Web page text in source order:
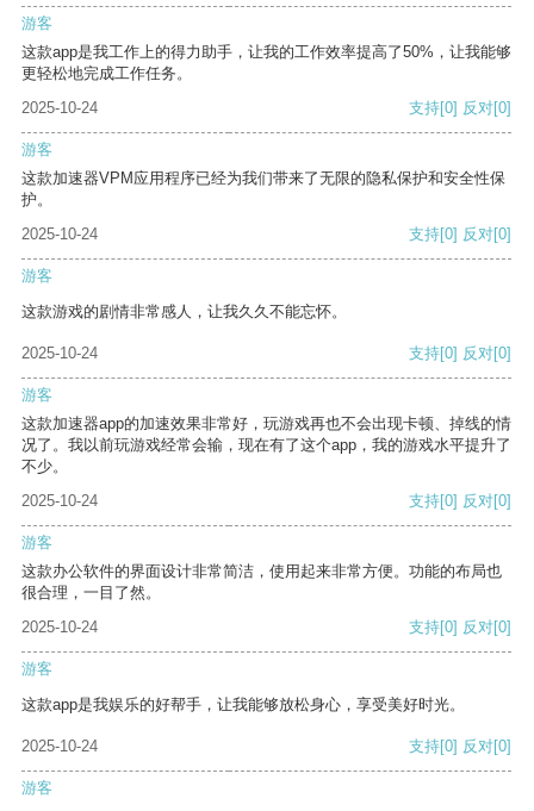
游客
这款app是我工作上的得力助手，让我的工作效率提高了50%，让我能够
更轻松地完成工作任务。
2025-10-24
支持[0] 反对[0]
游客
这款加速器VPM应用程序已经为我们带来了无限的隐私保护和安全性保
护。
2025-10-24
支持[0] 反对[0]
游客
这款游戏的剧情非常感人，让我久久不能忘怀。
2025-10-24 支持[0] 反对[0]
游客
这款加速器app的加速效果非常好，玩游戏再也不会出现卡顿、掉线的情
况了。我以前玩游戏经常会输，现在有了这个app，我的游戏水平提升了
不少。
2025-10-24
支持[0] 反对[0]
游客
这款办公软件的界面设计非常简洁，使用起来非常方便。功能的布局也
很合理，一目了然。
2025-10-24
支持[0] 反对[0]
游客
这款app是我娱乐的好帮手，让我能够放松身心，享受美好时光。
2025-10-24 支持[0] 反对[0]
游客